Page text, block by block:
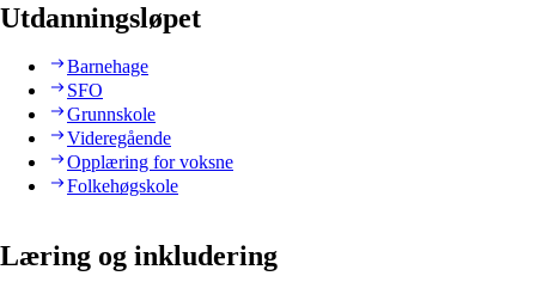
Utdanningsløpet
Barnehage
SFO
Grunnskole
Videregående
Opplæring for voksne
Folkehøgskole
Læring og inkludering